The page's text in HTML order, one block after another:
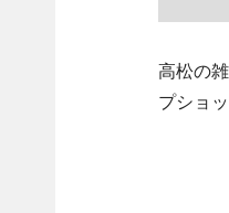
高松の
プショ